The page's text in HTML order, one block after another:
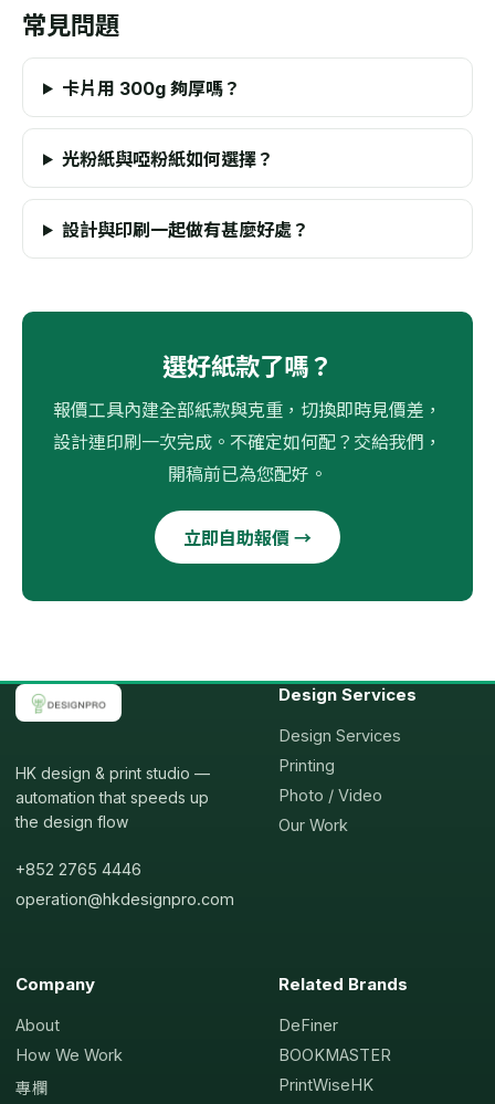
常見問題
卡片用 300g 夠厚嗎？
光粉紙與啞粉紙如何選擇？
設計與印刷一起做有甚麼好處？
選好紙款了嗎？
報價工具內建全部紙款與克重，切換即時見價差，
設計連印刷一次完成。不確定如何配？交給我們，
開稿前已為您配好。
立即自助報價 →
HK design & print studio —
automation that speeds up
the design flow
+852 2765 4446
operation@hkdesignpro.com
Design Services
Design Services
Printing
Photo / Video
Our Work
Company
About
How We Work
專欄
Related Brands
DeFiner
BOOKMASTER
PrintWiseHK